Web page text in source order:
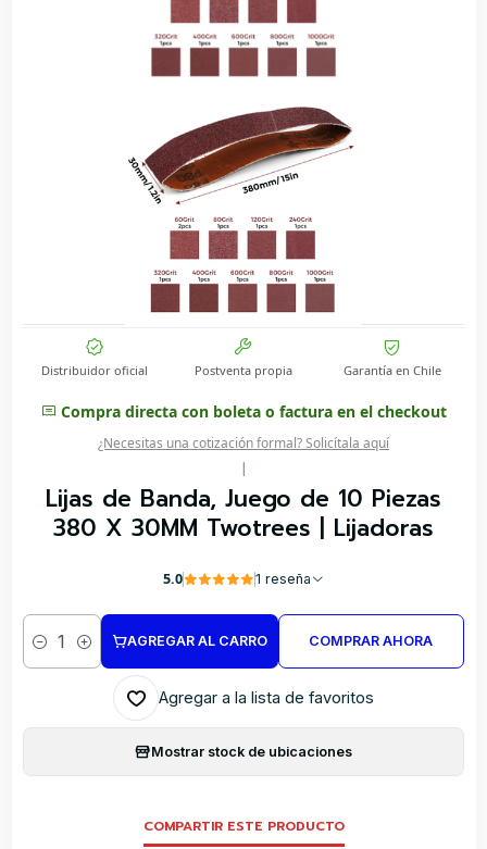
Distribuidor oficial Postventa propia Garantía en Chile
Compra directa con boleta o factura en el checkout
¿Necesitas una cotización formal? Solicítala aquí
|
Lijas de Banda, Juego de 10 Piezas
380 X 30MM Twotrees | Lijadoras
5.0 1 reseña
Cantidad
AGREGAR AL CARRO COMPRAR AHORA
Agregar a la lista de favoritos
Mostrar stock de ubicaciones
COMPARTIR ESTE PRODUCTO